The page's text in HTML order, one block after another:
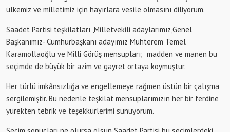
ülkemiz ve milletimiz için hayırlara vesile olmasını diliyorum.
Saadet Partisi teşkilatları ,Milletvekili adaylarımız,Genel
Başkanımız- Cumhurbaşkanı adayımız Muhterem Temel
Karamollaoğlu ve Milli Görüş mensupları; madden ve manen bu
seçimde de büyük bir azim ve gayret ortaya koymuştur.
Her türlü imkânsızlığa ve engellemeye rağmen üstün bir çalışma
sergilemiştir. Bu nedenle teşkilat mensuplarımızın her bir ferdine
yürekten tebrik ve teşekkürlerimi sunuyorum.